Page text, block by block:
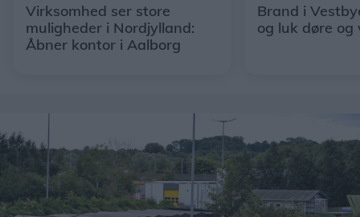
Virksomhed ser store
muligheder i Nordjylland:
Åbner kontor i Aalborg
Brand i
og luk døre og